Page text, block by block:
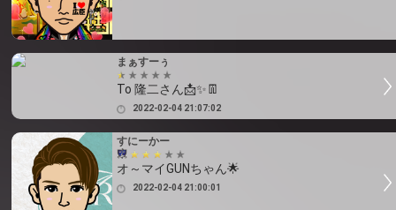
まぁすーぅ
To 隆二さん📩✨👖
2022-02-04 21:07:02
すにーかー
オ～マイGUNちゃん🌟
2022-02-04 21:00:01